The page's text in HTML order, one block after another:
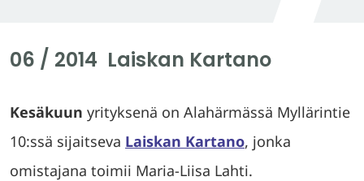
06 / 2014 Laiskan Kartano
Kesäkuun yrityksenä on Alahärmässä Myllärintie
10:ssä sijaitseva Laiskan Kartano, jonka
omistajana toimii Maria-Liisa Lahti.